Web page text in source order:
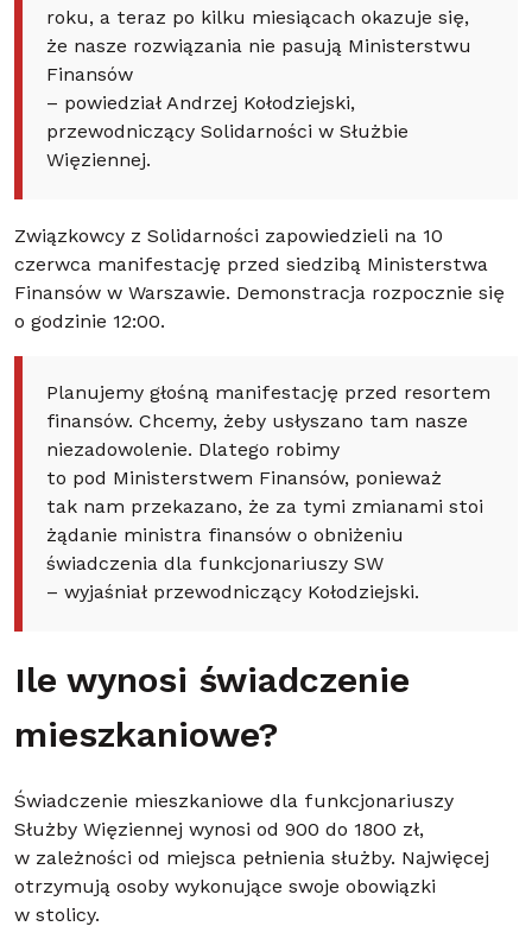
roku, a teraz po kilku miesiącach okazuje się,
że nasze rozwiązania nie pasują Ministerstwu
Finansów
– powiedział Andrzej Kołodziejski,
przewodniczący Solidarności w Służbie
Więziennej.
Związkowcy z Solidarności zapowiedzieli na 10
czerwca manifestację przed siedzibą Ministerstwa
Finansów w Warszawie. Demonstracja rozpocznie się
o godzinie 12:00.
Planujemy głośną manifestację przed resortem
finansów. Chcemy, żeby usłyszano tam nasze
niezadowolenie. Dlatego robimy
to pod Ministerstwem Finansów, ponieważ
tak nam przekazano, że za tymi zmianami stoi
żądanie ministra finansów o obniżeniu
świadczenia dla funkcjonariuszy SW
– wyjaśniał przewodniczący Kołodziejski.
Ile wynosi świadczenie
mieszkaniowe?
Świadczenie mieszkaniowe dla funkcjonariuszy
Służby Więziennej wynosi od 900 do 1800 zł,
w zależności od miejsca pełnienia służby. Najwięcej
otrzymują osoby wykonujące swoje obowiązki
w stolicy.